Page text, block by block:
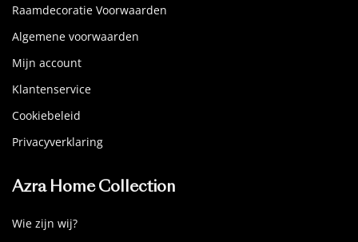
Raamdecoratie Voorwaarden
Algemene voorwaarden
Mijn account
Klantenservice
Cookiebeleid
Privacyverklaring
Azra Home Collection
Wie zijn wij?